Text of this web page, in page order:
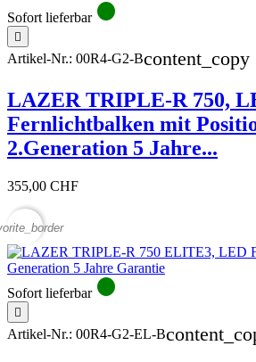
Sofort lieferbar circle

Artikel-Nr.: 00R4-G2-Bcontent_copy
LAZER TRIPLE-R 750,
Fernlichtbalken mit
2.Generation 5 Jahre...
355,00 CHF
Sofort lieferbar circle

Artikel-Nr.: 00R4-G2-EL-B